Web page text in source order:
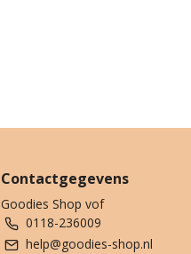
Contactgegevens
Goodies Shop vof
0118-236009
help@goodies-shop.nl